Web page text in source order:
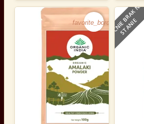
favorite_borderO
B
E
C
N
I
E
B
R
A
K
N
A
S
T
A
N
I
E